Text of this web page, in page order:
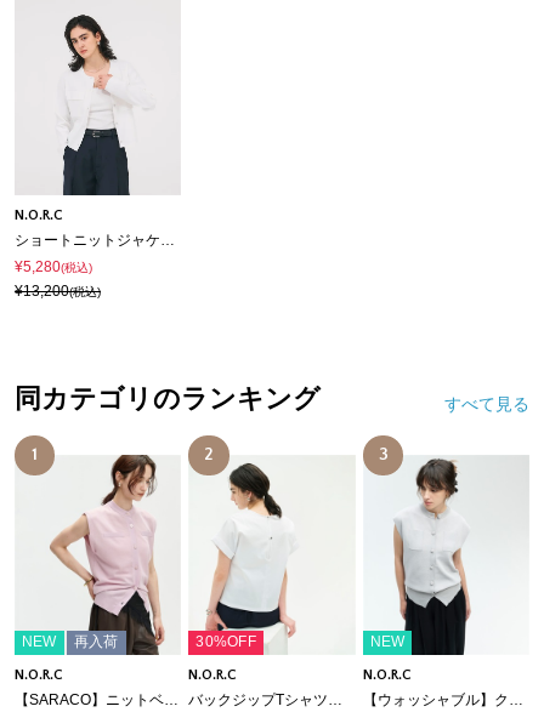
N.O.R.C
ショートニットジャケット【CLEAN MOTION】
¥5,280(税込)
¥13,200(税込)
同カテゴリのランキング すべて見る
1
NEW 再入荷
N.O.R.C
【SARACO】ニットベスト
2
30%OFF
N.O.R.C
バックジップTシャツ【CLEAN MOTION】
3
NEW
N.O.R.C
【ウォッシャブル】クールニットベスト